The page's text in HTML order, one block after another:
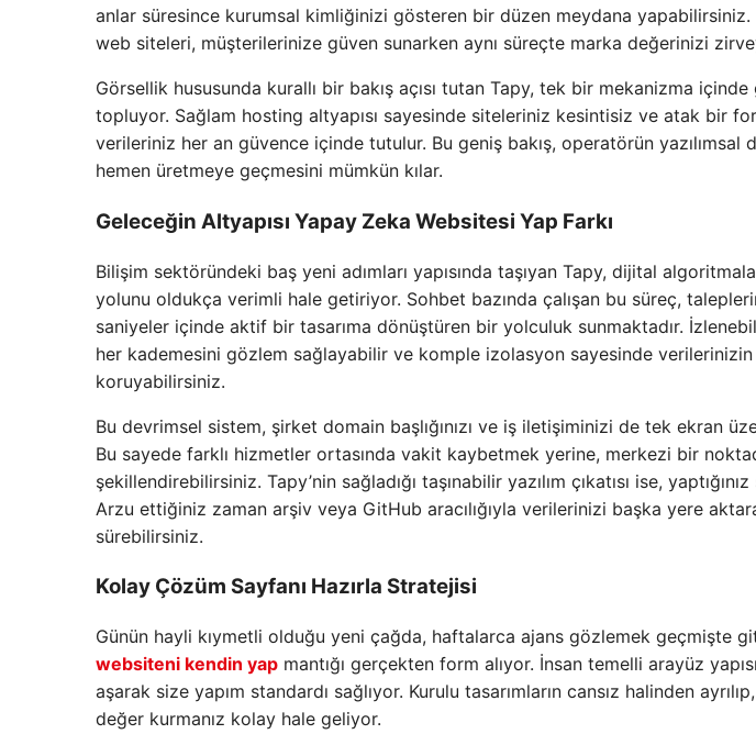
anlar süresince kurumsal kimliğinizi gösteren bir düzen meydana yapabilirsiniz.
web siteleri, müşterilerinize güven sunarken aynı süreçte marka değerinizi
Görsellik hususunda kurallı bir bakış açısı tutan Tapy, tek bir mekanizma
topluyor. Sağlam hosting altyapısı sayesinde siteleriniz kesintisiz ve atak bir
verileriniz her an güvence içinde tutulur. Bu geniş bakış, operatörün
hemen üretmeye geçmesini mümkün kılar.
Geleceğin Altyapısı Yapay Zeka Websitesi Yap Farkı
Bilişim sektöründeki baş yeni adımları yapısında taşıyan Tapy, dijital
yolunu oldukça verimli hale getiriyor. Sohbet bazında çalışan bu süreç,
saniyeler içinde aktif bir tasarıma dönüştüren bir yolculuk sunmaktadır.
her kademesini gözlem sağlayabilir ve komple izolasyon sayesinde
koruyabilirsiniz.
Bu devrimsel sistem, şirket domain başlığınızı ve iş iletişiminizi de tek ekran
Bu sayede farklı hizmetler ortasında vakit kaybetmek yerine, merkezi bir
şekillendirebilirsiniz. Tapy’nin sağladığı taşınabilir yazılım çıkatısı ise,
Arzu ettiğiniz zaman arşiv veya GitHub aracılığıyla verilerinizi başka yere
sürebilirsiniz.
Kolay Çözüm Sayfanı Hazırla Stratejisi
Günün hayli kıymetli olduğu yeni çağda, haftalarca ajans gözlemek geçmişte
websiteni kendin yap mantığı gerçekten form alıyor. İnsan temelli arayüz
aşarak size yapım standardı sağlıyor. Kurulu tasarımların cansız halinden
değer kurmanız kolay hale geliyor.